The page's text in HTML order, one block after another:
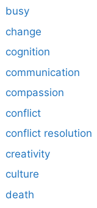
busy
change
cognition
communication
compassion
conflict
conflict resolution
creativity
culture
death